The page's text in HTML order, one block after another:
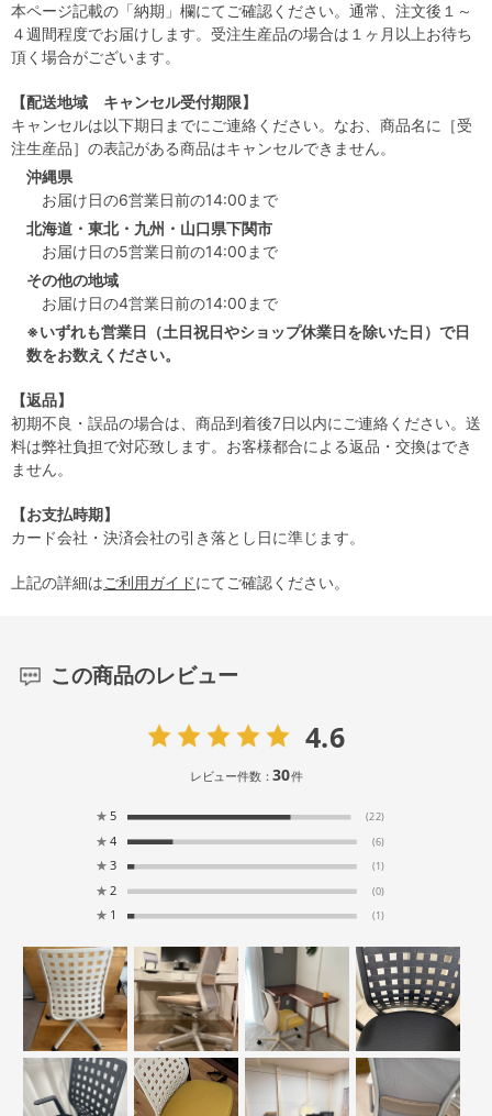
本ページ記載の「納期」欄にてご確認ください。通常、注文後１～
４週間程度でお届けします。受注生産品の場合は１ヶ月以上お待ち
頂く場合がございます。
【配送地域 キャンセル受付期限】
キャンセルは以下期日までにご連絡ください。なお、商品名に［受
注生産品］の表記がある商品はキャンセルできません。
沖縄県
お届け日の6営業日前の14:00まで
北海道・東北・九州・山口県下関市
お届け日の5営業日前の14:00まで
その他の地域
お届け日の4営業日前の14:00まで
※いずれも営業日（土日祝日やショップ休業日を除いた日）で日
数をお数えください。
【返品】
初期不良・誤品の場合は、商品到着後7日以内にご連絡ください。送
料は弊社負担で対応致します。お客様都合による返品・交換はでき
ません。
【お支払時期】
カード会社・決済会社の引き落とし日に準じます。
上記の詳細はご利用ガイドにてご確認ください。
この商品のレビュー
4.6
レビュー件数：30件
★ 5 (22)
★ 4 (6)
★ 3 (1)
★ 2 (0)
★ 1 (1)